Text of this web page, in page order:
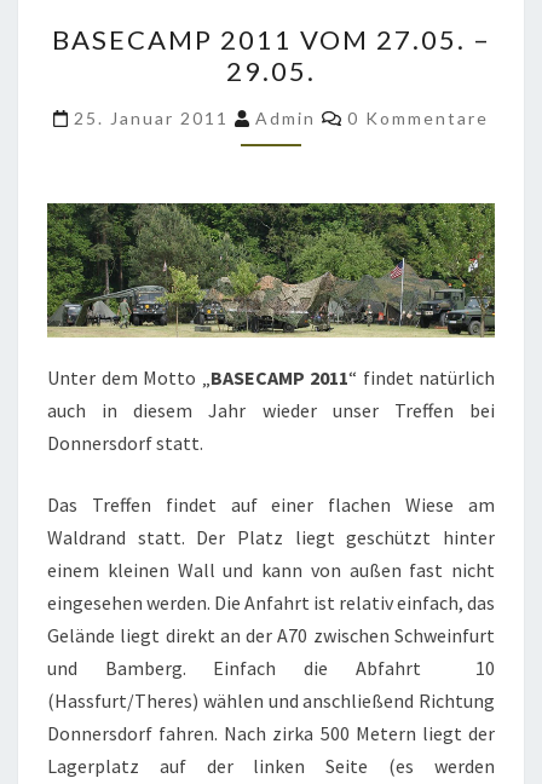
2011
VOM
27.05.
–
BASECAMP 2011 VOM 27.05. –
29.05.
25. Januar 2011 Admin Kommentare
0 Kommentare
Unter dem Motto „ BASECAMP 2011“ findet natürlich
auch in diesem Jahr wieder unser Treffen bei
Donnersdorf statt.
Das Treffen findet auf einer flachen Wiese am
Waldrand statt. Der Platz liegt geschützt hinter
einem kleinen Wall und kann von außen fast nicht
eingesehen werden. Die Anfahrt ist relativ einfach, das
Gelände liegt direkt an der A70 zwischen Schweinfurt
und Bamberg. Einfach die Abfahrt 10
(Hassfurt/Theres) wählen und anschließend Richtung
Donnersdorf fahren. Nach zirka 500 Metern liegt der
Lagerplatz auf der linken Seite (es werden